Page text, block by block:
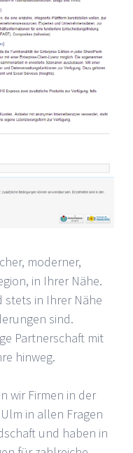
moderner,
in Ihrer Nähe.
stets in Ihrer Nähe
sind.
Partnerschaft mit
hinweg.
wir Firmen in der
in allen Fragen
und haben in